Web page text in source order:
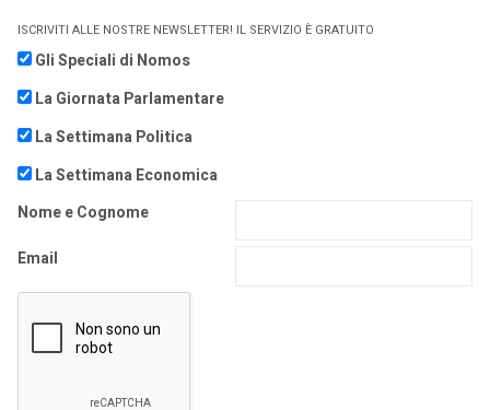
ISCRIVITI ALLE NOSTRE NEWSLETTER! IL SERVIZIO È GRATUITO
Gli Speciali di Nomos
La Giornata Parlamentare
La Settimana Politica
La Settimana Economica
Nome e Cognome
Email